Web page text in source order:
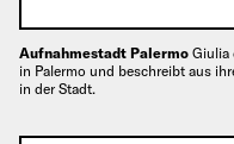
Aufnahmestadt Palermo Giulia
in Palermo und beschreibt aus
in der Stadt.